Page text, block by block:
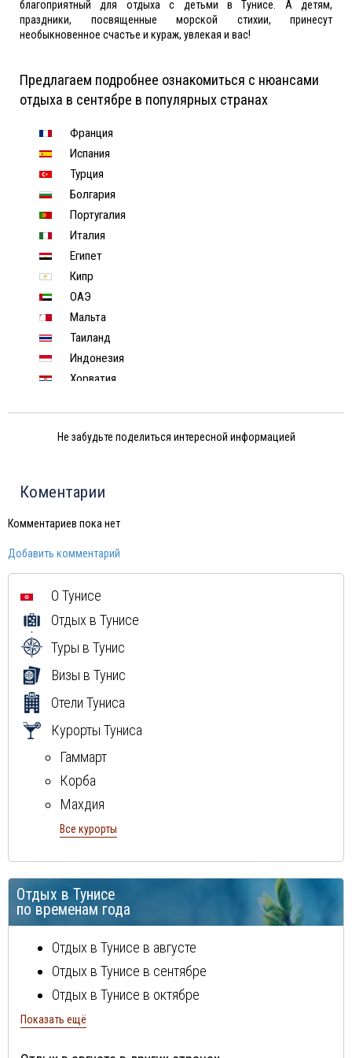
благоприятный для отдыха с детьми в Тунисе. А детям,
праздники, посвященные морской стихии, принесут
необыкновенное счастье и кураж, увлекая и вас!
Предлагаем подробнее ознакомиться с нюансами
отдыха в сентябре в популярных странах
Франция
Испания
Турция
Болгария
Португалия
Италия
Египет
Кипр
ОАЭ
Мальта
Таиланд
Индонезия
Хорватия
Черногория
Марокко
Китай
Мексика
Доминиканская Республика
Греция
Не забудьте поделиться интересной информацией
Коментарии
Комментариев пока нет
Добавить комментарий
О Тунисе
Отдых в Тунисе
Туры в Тунис
Визы в Тунис
Отели Туниса
Курорты Туниса
Гаммарт
Корба
Махдия
Монастир
остров Джерба
Сусс
Хаммамет
Все курорты
Отдых в Тунисе
по временам года
Отдых в Тунисе в августе
Отдых в Тунисе в сентябре
Отдых в Тунисе в октябре
Отдых в Тунисе в ноябре
Показать ещё